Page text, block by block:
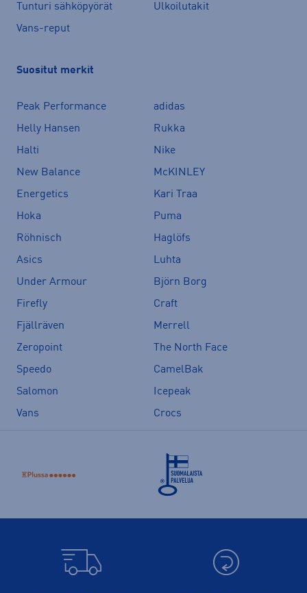
Tunturi sähköpyörät
Ulkoilutakit
Vans-reput
Suositut merkit
Peak Performance
adidas
Helly Hansen
Rukka
Halti
Nike
New Balance
McKINLEY
Energetics
Kari Traa
Hoka
Puma
Röhnisch
Haglöfs
Asics
Luhta
Under Armour
Björn Borg
Firefly
Craft
Fjällräven
Merrell
Zeropoint
The North Face
Speedo
CamelBak
Salomon
Icepeak
Vans
Crocs